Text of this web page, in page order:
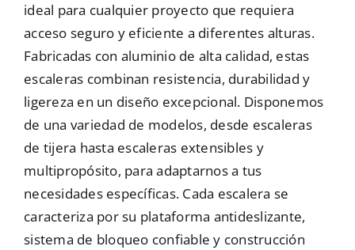
Escaleras
Mallas
Noticias
Contacto
ideal para cualquier proyecto que requiera
acceso seguro y eficiente a diferentes alturas.
Fabricadas con aluminio de alta calidad, estas
escaleras combinan resistencia, durabilidad y
ligereza en un diseño excepcional. Disponemos
de una variedad de modelos, desde escaleras
de tijera hasta escaleras extensibles y
multipropósito, para adaptarnos a tus
necesidades específicas. Cada escalera se
caracteriza por su plataforma antideslizante,
sistema de bloqueo confiable y construcción